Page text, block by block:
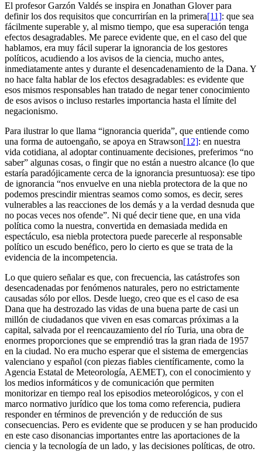
El profesor Garzón Valdés se inspira en Jonathan Glover para
definir los dos requisitos que concurrirían en la primera[11]: que sea
fácilmente superable y, al mismo tiempo, que esa superación tenga
efectos desagradables. Me parece evidente que, en el caso del que
hablamos, era muy fácil superar la ignorancia de los gestores
políticos, acudiendo a los avisos de la ciencia, mucho antes,
inmediatamente antes y durante el desencadenamiento de la Dana. Y
no hace falta hablar de los efectos desagradables: es evidente que
esos mismos responsables han tratado de negar tener conocimiento
de esos avisos o incluso restarles importancia hasta el límite del
negacionismo.
Para ilustrar lo que llama “ignorancia querida”, que entiende como
una forma de autoengaño, se apoya en Strawson[12]: en nuestra
vida cotidiana, al adoptar continuamente decisiones, preferimos “no
saber” algunas cosas, o fingir que no están a nuestro alcance (lo que
estaría paradójicamente cerca de la ignorancia presuntuosa): ese tipo
de ignorancia “nos envuelve en una niebla protectora de la que no
podemos prescindir mientras seamos como somos, es decir, seres
vulnerables a las reacciones de los demás y a la verdad desnuda que
no pocas veces nos ofende”. Ni qué decir tiene que, en una vida
política como la nuestra, convertida en demasiada medida en
espectáculo, esa niebla protectora puede parecerle al responsable
político un escudo benéfico, pero lo cierto es que se trata de la
evidencia de la incompetencia.
Lo que quiero señalar es que, con frecuencia, las catástrofes son
desencadenadas por fenómenos naturales, pero no estrictamente
causadas sólo por ellos. Desde luego, creo que es el caso de esa
Dana que ha destrozado las vidas de una buena parte de casi un
millón de ciudadanos que viven en esas comarcas próximas a la
capital, salvada por el reencauzamiento del río Turia, una obra de
enormes proporciones que se emprendió tras la gran riada de 1957
en la ciudad. No era mucho esperar que el sistema de emergencias
valenciano y español (con piezas fiables científicamente, como la
Agencia Estatal de Meteorología, AEMET), con el conocimiento y
los medios informáticos y de comunicación que permiten
monitorizar en tiempo real los episodios meteorológicos, y con el
marco normativo jurídico que los toma como referencia, pudiera
responder en términos de prevención y de reducción de sus
consecuencias. Pero es evidente que se producen y se han producido
en este caso disonancias importantes entre las aportaciones de la
ciencia y la tecnología de un lado, y las decisiones políticas, de otro.